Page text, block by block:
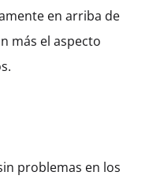
en arriba de
más el aspecto
problemas en los